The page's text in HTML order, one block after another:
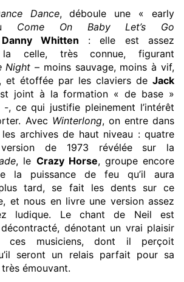
Dance, déboule une « early
Come On Baby Let’s Go
Danny Whitten
: elle est assez
celle, très connue, figurant
Night – moins sauvage, moins à vif,
et étoffée par les claviers de Jack
joint à la formation « de base »
-, ce qui justifie pleinement l’intérêt
Avec Winterlong, on entre dans
archives de haut niveau : quatre
de 1973 révélée sur la
, le Crazy Horse, groupe encore
la puissance de feu qu’il aura
tard, se fait les dents sur ce
et nous en livre une version assez
ludique. Le chant de Neil est
dénotant un vrai plaisir
ces musiciens, dont il perçoit
seront un relais parfait pour sa
très émouvant.